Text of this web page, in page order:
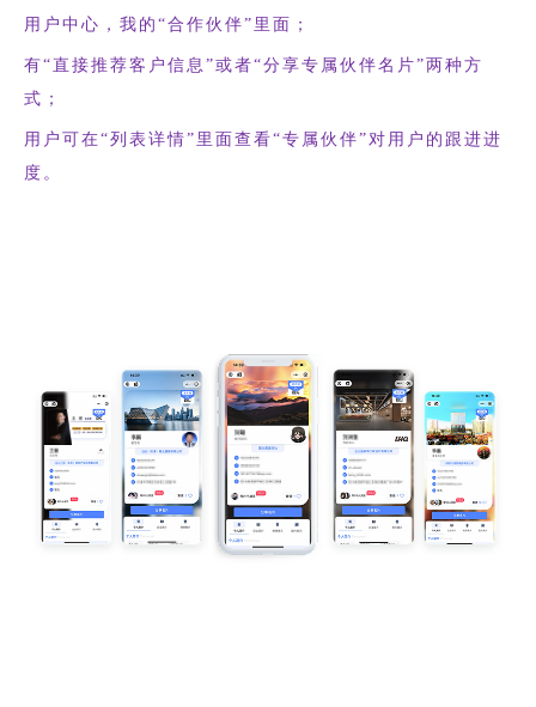
用户中心，我的“合作伙伴”里面；
有“直接推荐客户信息”或者“分享专属伙伴名片”两种方
式；
用户可在“列表详情”里面查看“专属伙伴”对用户的跟进进
度。